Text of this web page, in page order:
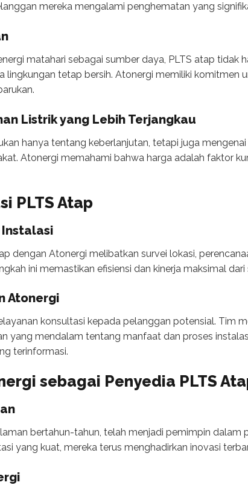
mereka mengalami penghematan yang
matahari sebagai sumber daya, PLTS atap tidak
lingkungan tetap bersih. Atonergi memiliki komitmen
Listrik yang Lebih Terjangkau
hanya tentang keberlanjutan, tetapi juga
Atonergi memahami bahwa harga adalah faktor
PLTS Atap
dengan Atonergi melibatkan survei lokasi,
ini memastikan efisiensi dan kinerja maksimal dari
Atonergi
konsultasi kepada pelanggan potensial. Tim
yang mendalam tentang manfaat dan proses
terinformasi.
sebagai Penyedia PLTS
bertahun-tahun, telah menjadi pemimpin dalam
yang kuat, mereka terus menghadirkan inovasi